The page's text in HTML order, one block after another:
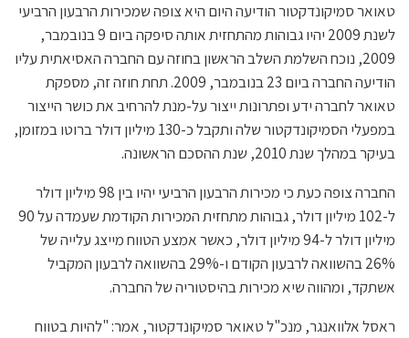
טאואר סמיקונדקטור הודיעה היום היא צופה שמכירות הרבעון הרביעי
לשנת 2009 יהיו גבוהות מהתחזית אותה סיפקה ביום 9 בנובמבר,
2009, נוכח השלמת השלב הראשון בחוזה עם החברה האסיאתית עליו
הודיעה החברה ביום 23 בנובמבר, 2009. תחת חוזה זה, מספקת
טאואר לחברה ידע ופתרונות ייצור על-מנת להרחיב את כושר הייצור
במפעלי הסמיקונדקטור שלה ותקבל כ-130 מיליון דולר ברוטו במזומן,
בעיקר במהלך שנת 2010, שנת ההסכם הראשונה.
החברה צופה כעת כי מכירות הרבעון הרביעי יהיו בין 98 מיליון דולר
ל-102 מיליון דולר, גבוהות מתחזית המכירות הקודמת שעמדה על 90
מיליון דולר ל-94 מיליון דולר, כאשר אמצע הטווח מייצג עלייה של
26% בהשוואה לרבעון הקודם ו-29% בהשוואה לרבעון המקביל
אשתקד, ומהווה שיא מכירות בהיסטוריה של החברה.
ראסל אלוואנגר, מנכ"ל טאואר סמיקונדקטור, אמר: "להיות בטווח